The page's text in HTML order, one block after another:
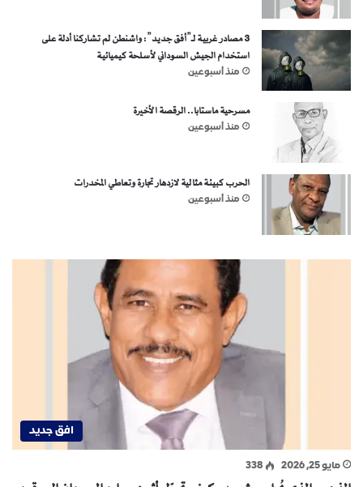
3 مصادر غربية لـ”أفق جديد”: واشنطن لم تشاركنا أدلة على
استخدام الجيش السوداني لأسلحة كيميائية
منذ أسبوعين
مسرحية ماستابا.. الرقصة الأخيرة
منذ أسبوعين
الحرب كبيئة مثالية لازدهار تجارة وتعاطي المخدرات
منذ أسبوعين
افق جديد
مايو 25, 2026 338